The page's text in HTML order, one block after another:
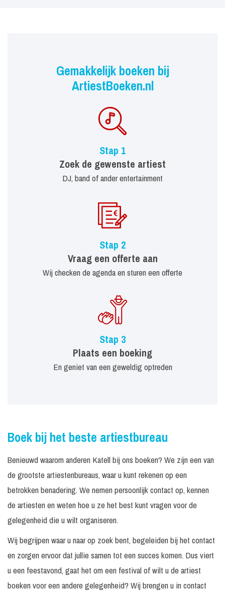
Gemakkelijk boeken bij
ArtiestBoeken.nl
Stap 1
Zoek de gewenste artiest
DJ, band of ander entertainment
Stap 2
Vraag een offerte aan
Wij checken de agenda en sturen een offerte
Stap 3
Plaats een boeking
En geniet van een geweldig optreden
Boek bij het beste artiestbureau
Benieuwd waarom anderen Katell bij ons boeken? We zijn een van
de grootste artiestenbureaus, waar u kunt rekenen op een
betrokken benadering. We nemen persoonlijk contact op, kennen
de artiesten en weten hoe u ze het best kunt vragen voor de
gelegenheid die u wilt organiseren.
Wij begrijpen waar u naar op zoek bent, begeleiden bij het contact
en zorgen ervoor dat jullie samen tot een succes komen. Dus viert
u een feestavond, gaat het om een festival of wilt u de artiest
boeken voor een andere gelegenheid? Wij brengen u in contact